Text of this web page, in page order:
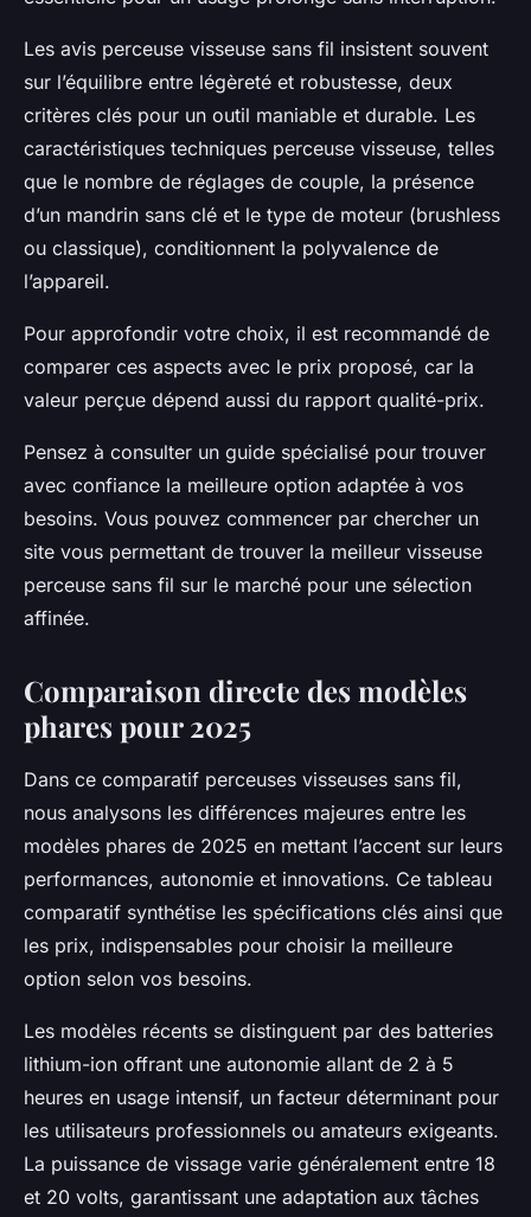
Les avis perceuse visseuse sans fil insistent souvent
sur l’équilibre entre légèreté et robustesse, deux
critères clés pour un outil maniable et durable. Les
caractéristiques techniques perceuse visseuse, telles
que le nombre de réglages de couple, la présence
d’un mandrin sans clé et le type de moteur (brushless
ou classique), conditionnent la polyvalence de
l’appareil.
Pour approfondir votre choix, il est recommandé de
comparer ces aspects avec le prix proposé, car la
valeur perçue dépend aussi du rapport qualité-prix.
Pensez à consulter un guide spécialisé pour trouver
avec confiance la meilleure option adaptée à vos
besoins. Vous pouvez commencer par chercher un
site vous permettant de trouver la meilleur visseuse
perceuse sans fil sur le marché pour une sélection
affinée.
Comparaison directe des modèles
phares pour 2025
Dans ce comparatif perceuses visseuses sans fil,
nous analysons les différences majeures entre les
modèles phares de 2025 en mettant l’accent sur leurs
performances, autonomie et innovations. Ce tableau
comparatif synthétise les spécifications clés ainsi que
les prix, indispensables pour choisir la meilleure
option selon vos besoins.
Les modèles récents se distinguent par des batteries
lithium-ion offrant une autonomie allant de 2 à 5
heures en usage intensif, un facteur déterminant pour
les utilisateurs professionnels ou amateurs exigeants.
La puissance de vissage varie généralement entre 18
et 20 volts, garantissant une adaptation aux tâches